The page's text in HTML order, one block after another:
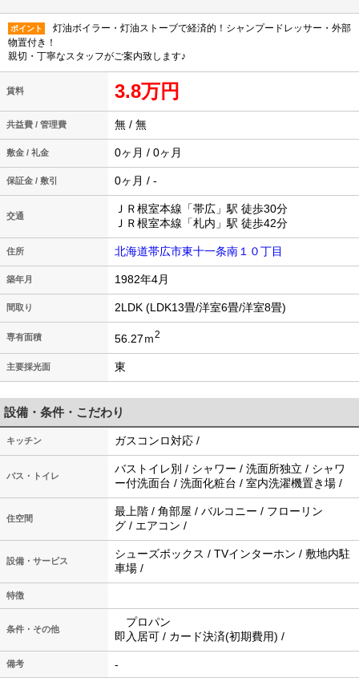
ポイント
灯油ボイラー・灯油ストーブで経済的！シャンプードレッサー・外部
物置付き！
親切・丁寧なスタッフがご案内致します♪
賃料 3.8万円
共益費 / 管理費 無 / 無
敷金 / 礼金 0ヶ月 / 0ヶ月
保証金 / 敷引 0ヶ月 / -
交通
ＪＲ根室本線「帯広」駅 徒歩30分
ＪＲ根室本線「札内」駅 徒歩42分
住所 北海道帯広市東十一条南１０丁目
築年月 1982年4月
間取り 2LDK (LDK13畳/洋室6畳/洋室8畳)
専有面積 56.27ｍ2
主要採光面 東
設備・条件・こだわり
キッチン ガスコンロ対応 /
バス・トイレ
バストイレ別 / シャワー / 洗面所独立 / シャワ
ー付洗面台 / 洗面化粧台 / 室内洗濯機置き場 /
住空間
最上階 / 角部屋 / バルコニー / フローリン
グ / エアコン /
設備・サービス
シューズボックス / TVインターホン / 敷地内駐
車場 /
特徴
条件・その他
プロパン
即入居可 / カード決済(初期費用) /
備考 -